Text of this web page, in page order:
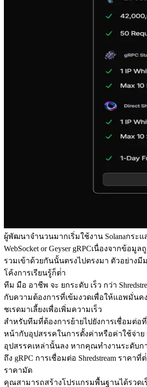
ผู้พัฒนาจํานวนมากเริ่มใช้งาน Solanaกระ
WebSocket or Geyser gRPCเนื่องจากข้อมู
รวมเข้าด้วยกันนั้นตรงไปตรงมา ตัวอย่างมี
โค้งการเรียนรู้ก็ต่ํา
ทีม มือ อาชีพ จะ ยกระดับ เร็ว กว่า
กับความต้องการที่เข้มงวดเพื่อให้แอพมั่นค
ชเรดมาเลี้ยงเพื่อเพิ่มความเร็ว
สําหรับทีมที่ต้องการย้ายไปยังการเชื่อมต่อ
หน้ากับอุปสรรคในการตั้งค่าหรือค่าใช้จ่าย
อุปสรรคเหล่านั้นลง หากคุณทํางานระดับก
ถึง gRPC การเชื่อมต่อ Shredstream ราคา
ราคามัด
คุณสามารถสร้างโปรแกรมพื้นฐานได้รวดเร็